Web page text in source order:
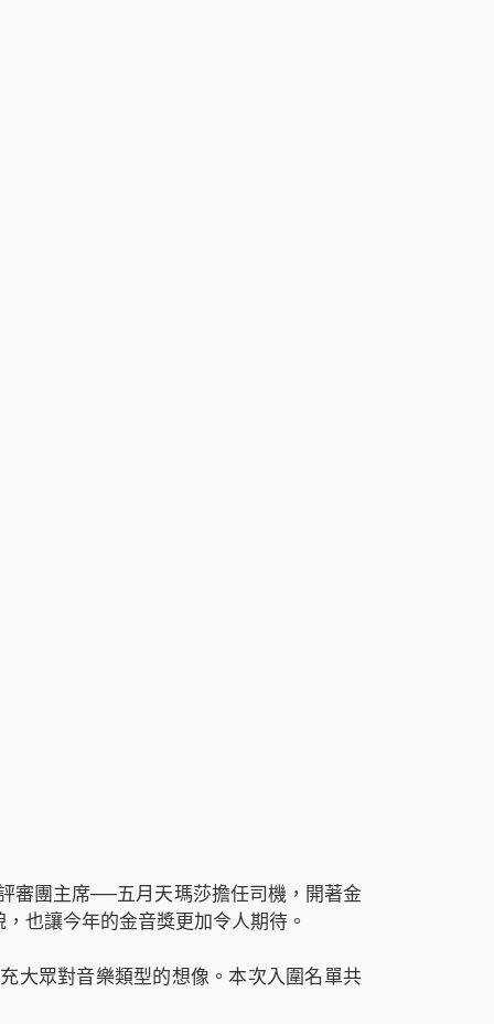
審團主席──五月天瑪莎擔任司機，開著金
也讓今年的金音獎更加令人期待。
大眾對音樂類型的想像。本次入圍名單共